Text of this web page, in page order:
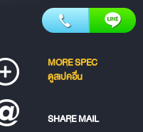
MORE SPEC
ดูสเปคอื่น
SHARE MAIL